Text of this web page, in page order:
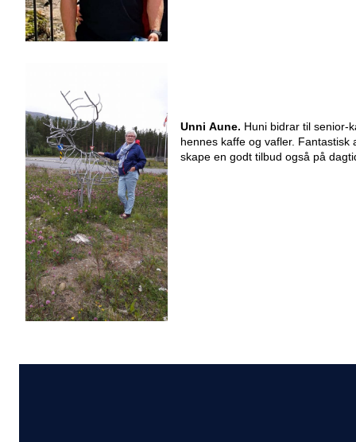
Unni Aune. Huni bidrar til senior-
hennes kaffe og vafler.
skape en godt tilbud også på